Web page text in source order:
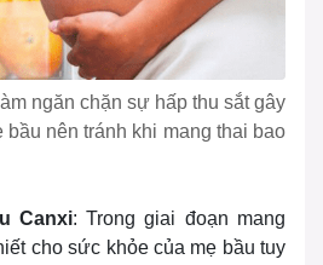
ngăn chặn sự hấp thu sắt gây
nên tránh khi mang thai bao
Canxi: Trong giai đoạn mang
cho sức khỏe của mẹ bầu tuy